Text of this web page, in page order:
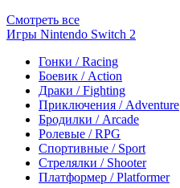
Смотреть все
Игры Nintendo Switch 2
Гонки / Racing
Боевик / Action
Драки / Fighting
Приключения / Adventure
Бродилки / Arcade
Ролевые / RPG
Спортивные / Sport
Стрелялки / Shooter
Платформер / Platformer